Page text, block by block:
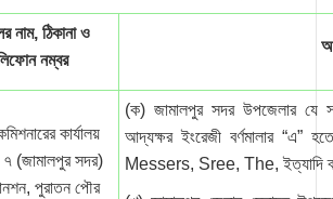
নাম, ঠিকানা ও
নম্বর
কার্যালয়
৭ (জামালপুর সদর)
পুরাতন পৌর
(ক) জামালপুর সদর উপজেলার যে
আদ্যক্ষর ইংরেজী বর্ণমালার
Messers, Sree, The, ইত্যাদি